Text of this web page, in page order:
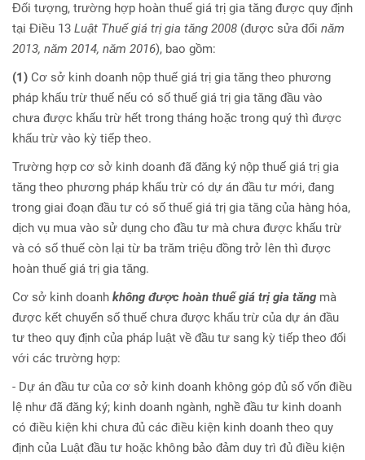
Đối tượng, trường hợp hoàn thuế giá trị gia tăng được quy định
tại Điều 13 Luật Thuế giá trị gia tăng 2008 (được sửa đổi năm
2013, năm 2014, năm 2016), bao gồm:
(1) Cơ sở kinh doanh nộp thuế giá trị gia tăng theo phương
pháp khấu trừ thuế nếu có số thuế giá trị gia tăng đầu vào
chưa được khấu trừ hết trong tháng hoặc trong quý thì được
khấu trừ vào kỳ tiếp theo.
Trường hợp cơ sở kinh doanh đã đăng ký nộp thuế giá trị gia
tăng theo phương pháp khấu trừ có dự án đầu tư mới, đang
trong giai đoạn đầu tư có số thuế giá trị gia tăng của hàng hóa,
dịch vụ mua vào sử dụng cho đầu tư mà chưa được khấu trừ
và có số thuế còn lại từ ba trăm triệu đồng trở lên thì được
hoàn thuế giá trị gia tăng.
Cơ sở kinh doanh không được hoàn thuế giá trị gia tăng mà
được kết chuyển số thuế chưa được khấu trừ của dự án đầu
tư theo quy định của pháp luật về đầu tư sang kỳ tiếp theo đối
với các trường hợp:
- Dự án đầu tư của cơ sở kinh doanh không góp đủ số vốn điều
lệ như đã đăng ký; kinh doanh ngành, nghề đầu tư kinh doanh
có điều kiện khi chưa đủ các điều kiện kinh doanh theo quy
định của Luật đầu tư hoặc không bảo đảm duy trì đủ điều kiện